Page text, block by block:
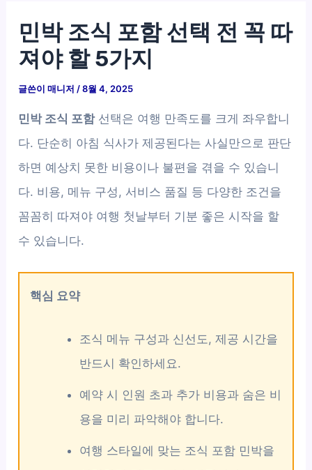
민박 조식 포함 선택 전 꼭 따
져야 할 5가지
글쓴이매니저 /8월 4, 2025
민박 조식 포함선택은 여행 만족도를 크게 좌우합니
다. 단순히 아침 식사가 제공된다는 사실만으로 판단
하면 예상치 못한 비용이나 불편을 겪을 수 있습니
다. 비용, 메뉴 구성, 서비스 품질 등 다양한 조건을
꼼꼼히 따져야 여행 첫날부터 기분 좋은 시작을 할
수 있습니다.
핵심 요약
조식 메뉴 구성과 신선도, 제공 시간을
반드시 확인하세요.
예약 시 인원 초과 추가 비용과 숨은 비
용을 미리 파악해야 합니다.
여행 스타일에 맞는 조식 포함 민박을